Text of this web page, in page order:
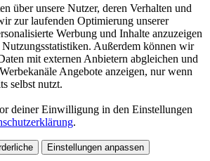
über unsere Nutzer, deren Verhalten und
zur laufenden Optimierung unserer
Werbung und Inhalte anzuzeigen
Außerdem können wir
mit externen Anbietern abgleichen und
Angebote anzeigen, nur wenn
selbst nutzt.
deiner Einwilligung in den Einstellungen
.
Einstellungen anpassen